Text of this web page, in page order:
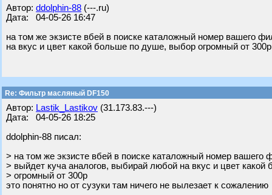
Автор: ddolphin-88 (---.ru)
Дата: 04-05-26 16:47
на том же экзисте вбей в поиске каталожный номер вашего
на вкус и цвет какой больше по душе, выбор огромный от 300р
Re: Фильтр масляный DF150
Автор: Lastik_Lastikov (31.173.83.---)
Дата: 04-05-26 18:25
ddolphin-88 писал:
> на том же экзисте вбей в поиске каталожный номер вашего
> выйдет куча аналогов, выбирай любой на вкус и цвет
> огромный от 300р
это понятно но от сузуки там ничего не вылезает к сожалению